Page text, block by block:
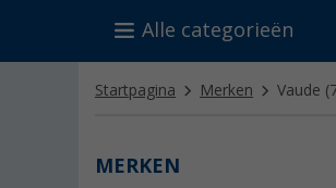
Alle categorieën
Startpagina Merken Vaude
MERKEN